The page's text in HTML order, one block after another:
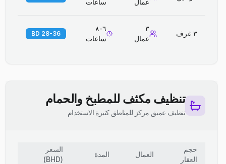
عمال
ساعات
٣ غرف
٣
عمال
٦-٨
ساعات
28-36 BD
تنظيف مكثف للمطبخ والحمام
تنظيف عميق مركز للمناطق كثيرة الاستخدام
حجم
العقار
العمال المدة
السعر
(
BHD
)